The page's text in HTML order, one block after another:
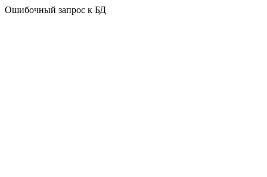
Ошибочный запрос к БД